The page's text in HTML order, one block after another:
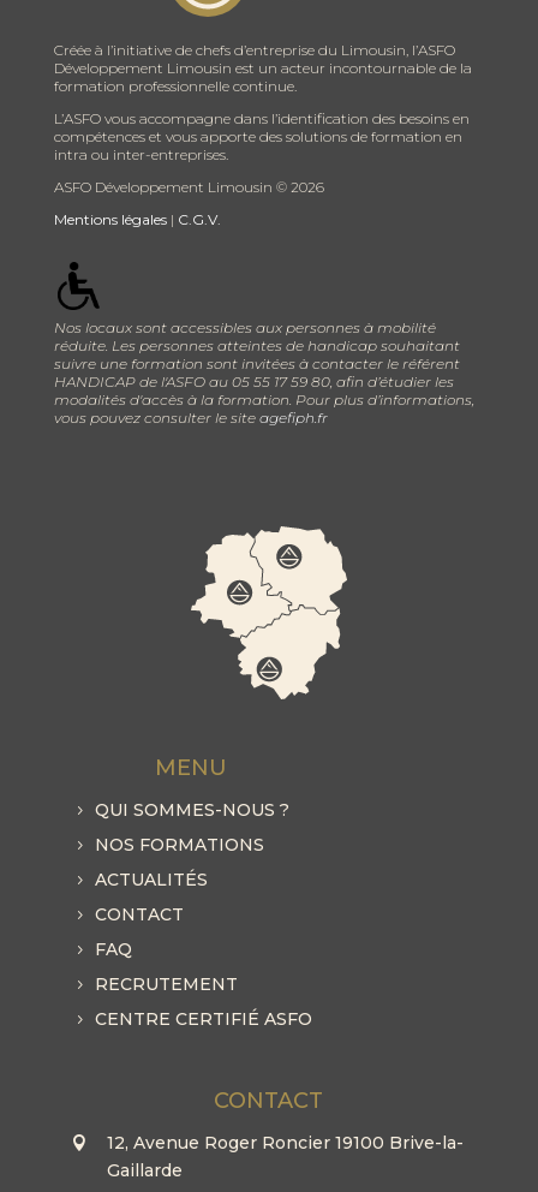
Créée à l’initiative de chefs d’entreprise du Limousin, l’ASFO
Développement Limousin est un acteur incontournable de la
formation professionnelle continue.
L’ASFO vous accompagne dans l’identification des besoins en
compétences et vous apporte des solutions de formation en
intra ou inter-entreprises.
ASFO Développement Limousin © 2026
Mentions légales| C.G.V.
Nos locaux sont accessibles aux personnes à mobilité
réduite. Les personnes atteintes de handicap souhaitant
suivre une formation sont invitées à contacter le référent
HANDICAP de l'ASFO au 05 55 17 59 80, afin d’étudier les
modalités d'accès à la formation. Pour plus d’informations,
vous pouvez consulter le site agefiph.fr
MENU
QUI SOMMES-NOUS ?
NOS FORMATIONS
ACTUALITÉS
CONTACT
FAQ
RECRUTEMENT
CENTRE CERTIFIÉ ASFO
CONTACT
12, Avenue Roger Roncier 19100 Brive-la-
Gaillarde